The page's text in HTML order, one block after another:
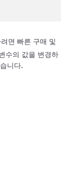
면 빠른 구매 및
수의 값을 변경하
니다.